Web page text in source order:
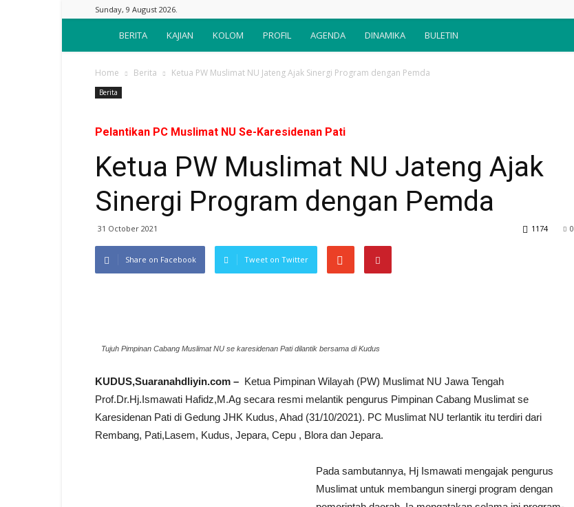
Sunday, 9 August 2026.
Suara
Nahdliyin
BERITA KAJIAN KOLOM PROFIL AGENDA DINAMIKA BULETIN
Home Berita Ketua PW Muslimat NU Jateng Ajak Sinergi Program dengan Pemda
Berita
Pelantikan PC Muslimat NU Se-Karesidenan Pati
Ketua PW Muslimat NU Jateng Ajak
Sinergi Program dengan Pemda
31 October 2021 0
1174
Share on Facebook Tweet on Twitter
Tujuh Pimpinan Cabang Muslimat NU se karesidenan Pati dilantik bersama di Kudus
KUDUS,Suaranahdliyin.com – Ketua Pimpinan Wilayah (PW) Muslimat NU Jawa Tengah
Prof.Dr.Hj.Ismawati Hafidz,M.Ag secara resmi melantik pengurus Pimpinan Cabang Muslimat se
Karesidenan Pati di Gedung JHK Kudus, Ahad (31/10/2021). PC Muslimat NU terlantik itu terdiri dari
Rembang, Pati,Lasem, Kudus, Jepara, Cepu , Blora dan Jepara.
Pada sambutannya, Hj Ismawati mengajak pengurus
Muslimat untuk membangun sinergi program dengan